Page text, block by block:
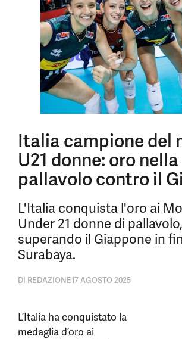
Italia campione del
U21 donne: oro nella
pallavolo contro il
L'Italia conquista l'oro ai
Under 21 donne di pallavolo,
superando il Giappone in
Surabaya.
DI REDAZIONE17 AGOSTO 2025
L’Italia ha conquistato la
medaglia d’oro ai